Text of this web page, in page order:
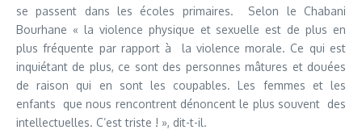
se passent dans les écoles primaires. Selon le Chabani
Bourhane « la violence physique et sexuelle est de plus en
plus fréquente par rapport à la violence morale. Ce qui est
inquiétant de plus, ce sont des personnes mâtures et douées
de raison qui en sont les coupables. Les femmes et les
enfants que nous rencontrent dénoncent le plus souvent des
intellectuelles. C’est triste ! », dit-t-il.